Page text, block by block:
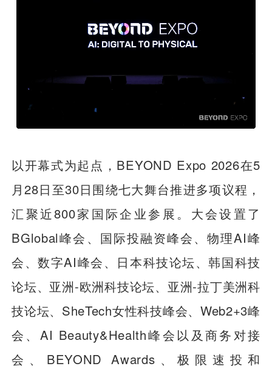
以开幕式为起点，BEYOND Expo 2026在5
月28日至30日围绕七大舞台推进多项议程，
汇聚近800家国际企业参展。大会设置了
BGlobal峰会、国际投融资峰会、物理AI峰
会、数字AI峰会、日本科技论坛、韩国科技
论坛、亚洲-欧洲科技论坛、亚洲-拉丁美洲科
技论坛、SheTech女性科技峰会、Web2+3峰
会、AI Beauty&Health峰会以及商务对接
会、BEYOND Awards、极限速投和